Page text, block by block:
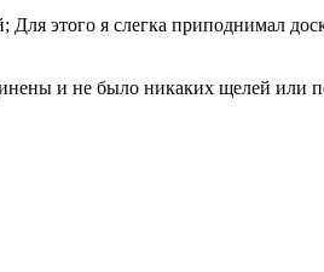
этого я слегка приподнимал
и не было никаких щелей или